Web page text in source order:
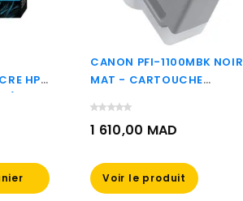
HP
CANON PFI-1100MBK NOIR
MAT - CARTOUCHE
D'ORIGINE (0849C001AA)
1 610,00 MAD
Voir le produit